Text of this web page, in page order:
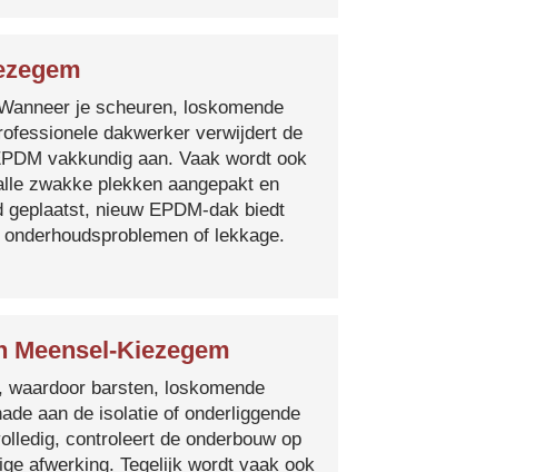
je scheuren, loskomende
dakwerker verwijdert de
vakkundig aan. Vaak wordt ook
zwakke plekken aangepakt en
nieuw EPDM-dak biedt
of lekkage.
Meensel-Kiezegem
barsten, loskomende
aan de isolatie of onderliggende
controleert de onderbouw op
afwerking. Tegelijk wordt vaak ook